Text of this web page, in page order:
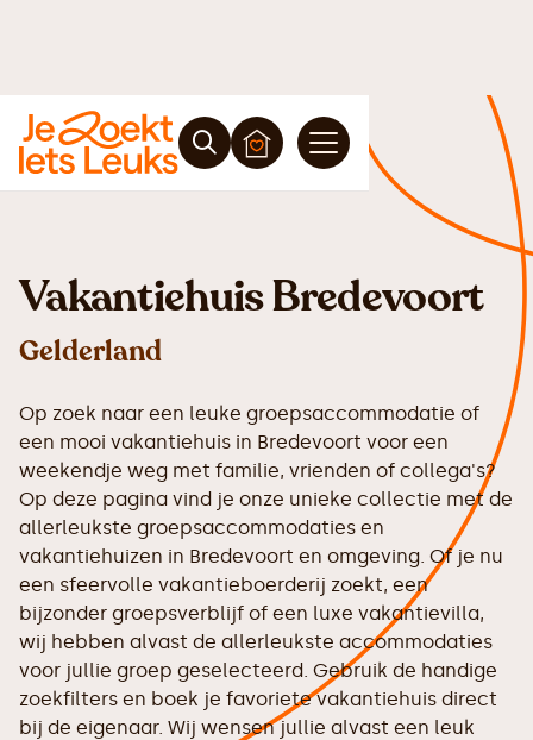
Vakantiehuis Bredevoort
Gelderland
Op zoek naar een leuke groepsaccommodatie of
een mooi vakantiehuis in Bredevoort voor een
weekendje weg met familie, vrienden of collega's?
Op deze pagina vind je onze unieke collectie met de
allerleukste groepsaccommodaties en
vakantiehuizen in Bredevoort en omgeving. Of je nu
een sfeervolle vakantieboerderij zoekt, een
bijzonder groepsverblijf of een luxe vakantievilla,
wij hebben alvast de allerleukste accommodaties
voor jullie groep geselecteerd. Gebruik de handige
zoekfilters en boek je favoriete vakantiehuis direct
bij de eigenaar. Wij wensen jullie alvast een leuk